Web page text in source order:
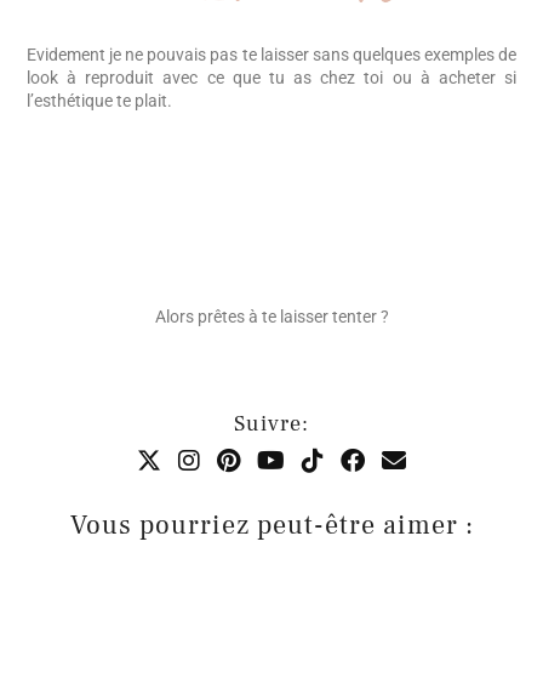
Evidement je ne pouvais pas te laisser sans quelques exemples de
look à reproduit avec ce que tu as chez toi ou à acheter si
l’esthétique te plait.
Alors prêtes à te laisser tenter ?
Suivre:
Vous pourriez peut-être aimer :